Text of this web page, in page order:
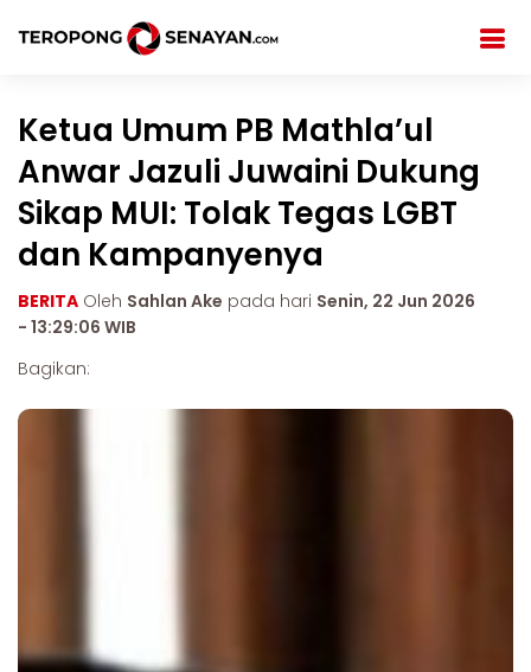
Ketua Umum PB Mathla’ul
Anwar Jazuli Juwaini Dukung
Sikap MUI: Tolak Tegas LGBT
dan Kampanyenya
BERITA Oleh Sahlan Ake pada hari Senin, 22 Jun 2026
- 13:29:06 WIB
Bagikan: